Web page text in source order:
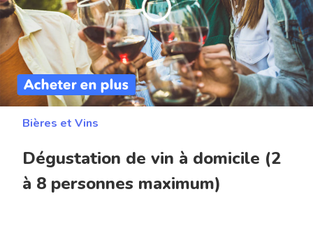
Bières et Vins
Dégustation de vin à domicile (2
à 8 personnes maximum)